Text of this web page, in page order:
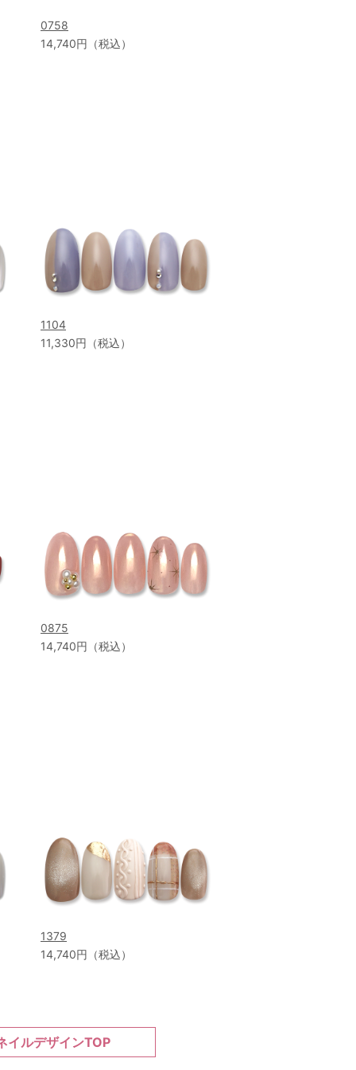
0758
14,740円（税込）
1104
11,330円（税込）
0875
14,740円（税込）
1379
14,740円（税込）
イルデザインTOP